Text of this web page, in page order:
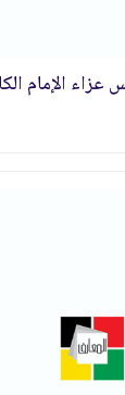
عزاء الإمام